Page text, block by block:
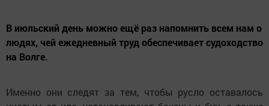
В июльский день можно ещё раз напомнить всем нам о
людях, чей ежедневный труд обеспечивает судоходство
на Волге.
Именно они следят за тем, чтобы русло оставалось